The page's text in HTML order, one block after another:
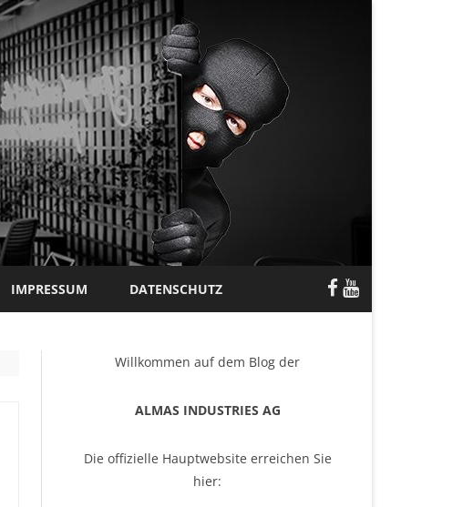
IMPRESSUM DATENSCHUTZ
Willkommen auf dem Blog der
ALMAS INDUSTRIES AG
Die offizielle Hauptwebsite erreichen Sie
hier: